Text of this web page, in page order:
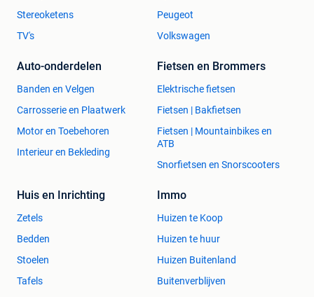
Stereoketens
TV's
Peugeot
Volkswagen
Auto-onderdelen
Banden en Velgen
Carrosserie en Plaatwerk
Motor en Toebehoren
Interieur en Bekleding
Fietsen en Brommers
Elektrische fietsen
Fietsen | Bakfietsen
Fietsen | Mountainbikes en
ATB
Snorfietsen en Snorscooters
Huis en Inrichting
Zetels
Bedden
Stoelen
Tafels
Immo
Huizen te Koop
Huizen te huur
Huizen Buitenland
Buitenverblijven